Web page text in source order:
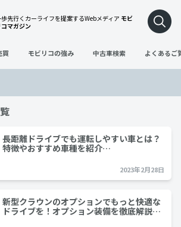
先行くカーライフを提案するWebメディア モビ
コマガジン
買 モビリコの強み 中古車検索 よくあるご
長距離ドライブでも運転しやすい車とは？
特徴やおすすめ車種を紹介…
2023年2月28日
新型クラウンのオプションでもっと快適な
ドライブを！オプション装備を徹底解説…